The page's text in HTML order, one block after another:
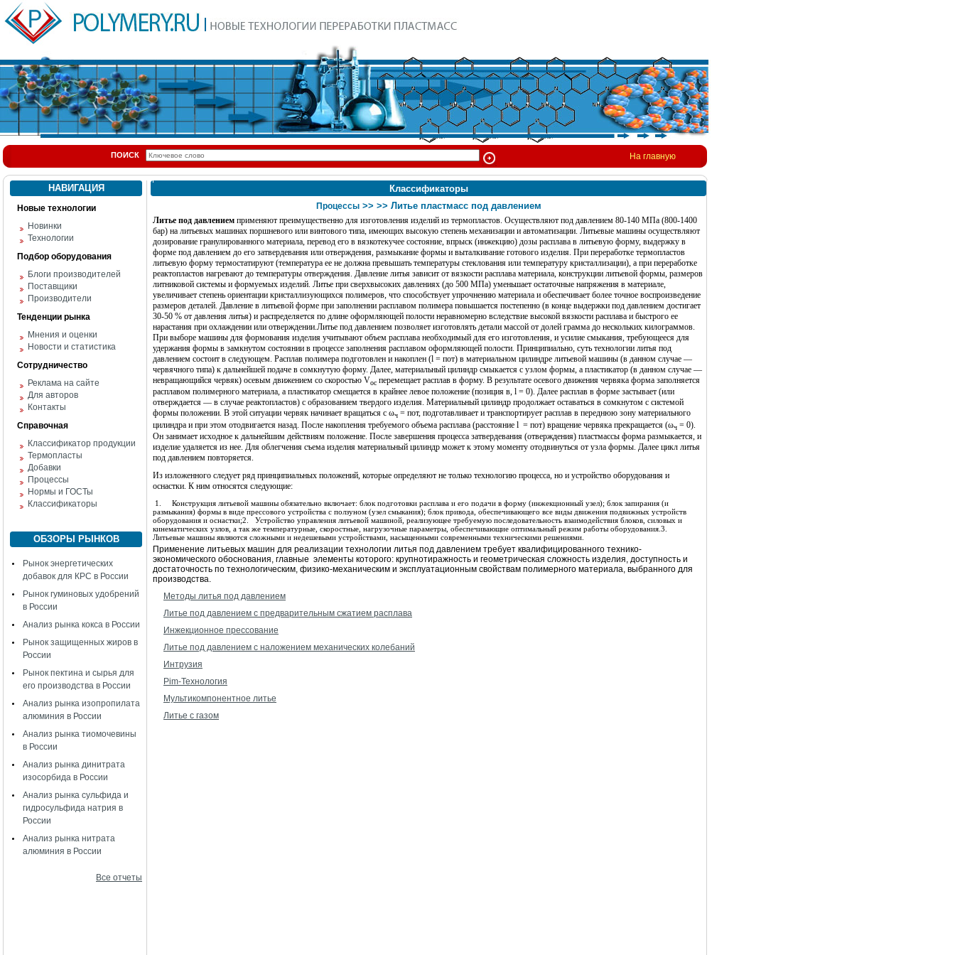
ПОИСК На главную
НАВИГАЦИЯ
Новые технологии
Новинки
Технологии
Подбор оборудования
Блоги производителей
Поставщики
Производители
Тенденции рынка
Мнения и оценки
Новости и статистика
Сотрудничество
Реклама на сайте
Для авторов
Контакты
Справочная
Классификатор продукции
Термопласты
Добавки
Процессы
Нормы и ГОСТы
Классификаторы
ОБЗОРЫ РЫНКОВ
Рынок энергетических
добавок для КРС в России
Рынок гуминовых удобрений
в России
Анализ рынка кокса в России
Рынок защищенных жиров в
России
Рынок пектина и сырья для
его производства в России
Анализ рынка изопропилата
алюминия в России
Анализ рынка тиомочевины
в России
Анализ рынка динитрата
изосорбида в России
Анализ рынка сульфида и
гидросульфида натрия в
России
Анализ рынка нитрата
алюминия в России
Все отчеты
Классификаторы
Процессы>> >> Литье пластмасс под давлением
Литье под давлением применяют преимущественно для изготовления изделий из термопластов. Осуществляют под давлением 80-140 МПа (800-1400
бар) на литьевых машинах поршневого или винтового типа, имеющих высокую степень механизации и автоматизации. Литьевые машины осуществляют
дозирование гранулированного материала, перевод его в вязкотекучее состояние, впрыск (инжекцию) дозы расплава в литьевую форму, выдержку в
форме под давлением до его затвердевания или отверждения, размыкание формы и выталкивание готового изделия. При переработке термопластов
литьевую форму термостатируют (температура ее не должна превышать температуры стеклования или температуру кристаллизации), а при переработке
реактопластов нагревают до температуры отверждения. Давление литья зависит от вязкости расплава материала, конструкции литьевой формы, размеров
литниковой системы и формуемых изделий. Литье при сверхвысоких давлениях (до 500 МПа) уменьшает остаточные напряжения в материале,
увеличивает степень ориентации кристаллизующихся полимеров, что способствует упрочнению материала и обеспечивает более точное воспроизведение
размеров деталей. Давление в литьевой форме при заполнении расплавом полимера повышается постепенно (в конце выдержки под давлением достигает
30-50 % от давления литья) и распределяется по длине оформляющей полости неравномерно вследствие высокой вязкости расплава и быстрого ее
нарастания при охлаждении или отверждении.Литье под давлением позволяет изготовлять детали массой от долей грамма до нескольких килограммов.
При выборе машины для формования изделия учитывают объем расплава необходимый для его изготовления, и усилие смыкания, требующееся для
удержания формы в замкнутом состоянии в процессе заполнения расплавом оформляющей полости. Принципиально, суть технологии литья под
давлением состоит в следующем. Расплав полимера подготовлен и накоплен (l = пот) в материальном цилиндре литьевой машины (в данном случае —
червячного типа) к дальнейшей подаче в сомкнутую форму. Далее, материальный цилиндр смыкается с узлом формы, а пластикатор (в данном случае —
невращающийся червяк) осевым движением со скоростью Voc перемещает расплав в форму. В результате осевого движения червяка форма заполняется
расплавом полимерного материала, а пластикатор смещается в крайнее левое положение (позиция в, l = 0). Далее расплав в форме застывает (или
отверждается — в случае реактопластов) с образованием твердого изделия. Материальный цилиндр продолжает оставаться в сомкнутом с системой
формы положении. В этой ситуации червяк начинает вращаться с ωч = пот, подготавливает и транспортирует расплав в переднюю зону материального
цилиндра и при этом отодвигается назад. После накопления требуемого объема расплава (расстояние l = пот) вращение червяка прекращается (ωч = 0).
Он занимает исходное к дальнейшим действиям положение. После завершения процесса затвердевания (отверждения) пластмассы форма размыкается, и
изделие удаляется из нее. Для облегчения съема изделия материальный цилиндр может к этому моменту отодвинуться от узла формы. Далее цикл литья
под давлением повторяется.
Из изложенного следует ряд принципиальных положений, которые определяют не только технологию процесса, но и устройство оборудования и
оснастки. К ним относятся следующие:
1.
Конструкция литьевой машины обязательно включает: блок подготовки расплава и его подачи в форму (инжекционный узел); блок запирания (и
размыкания) формы в виде прессового устройства с ползуном (узел смыкания); блок привода, обеспечивающего все виды движения подвижных устройств
оборудования и оснастки;2.
Устройство управления литьевой машиной, реализующее требуемую последовательность взаимодействия блоков, силовых и
кинематических узлов, а так же температурные, скоростные, нагрузочные параметры, обеспечивающие оптимальный режим работы оборудования. 3.
Литьевые машины являются сложными и недешевыми устройствами, насыщенными современными техническими решениями.
Применение литьевых машин для реализации технологии литья под давлением требует квалифицированного технико-
экономического обоснования, главные элементы которого: крупнотиражность и геометрическая сложность изделия, доступность и
достаточность по технологическим, физико-механическим и эксплуатационным свойствам полимерного материала, выбранного для
производства.
Методы литья под давлением
Литье под давлением с предварительным сжатием расплава
Инжекционное прессование
Литье под давлением с наложением механических колебаний
Интрузия
Pim-Технология
Мультикомпонентное литье
Литье с газом